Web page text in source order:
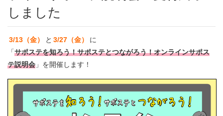
しました
3/13（金） と 3/27（金）
に
「サポステを知ろう！サポステとつながろう！オンラインサポス
テ説明会 」を開催します！